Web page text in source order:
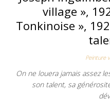
village »,
Tonkinoise »,
Peinture
On ne louera jamais assez
son talent, sa